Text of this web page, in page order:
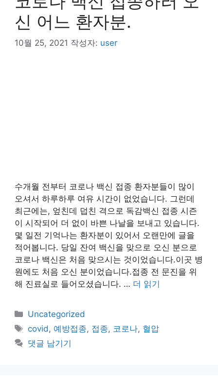
신 어느 환자분.
10월 25, 2021 작성자: user
수개월 전부터 코로나 백신 접종 환자분들이 많이
오셔서 하루하루 여유 시간이 없었습니다. 그런데
최근에는, 엎친데 덥친 격으로 독감백신 접종 시즌
이 시작되어 더 없이 바쁜 나날을 보내고 있습니다.
몇 일전 기억나는 환자분이 있어서 오랜만에 글을
적어봅니다. 당일 잔여 백신을 맞으로 오신 분으로
코로나 백신은 처음 맞으시는 것이었습니다.이곳 병
원에도 처음 오신 분이었습니다.접종 전 문진을 위
해 진료실로 들어오셨습니다. … 더 읽기
카
테
리
Uncategorized
태
그
covid, 예방접종, 접종, 코로나, 혈압
댓글 남기기